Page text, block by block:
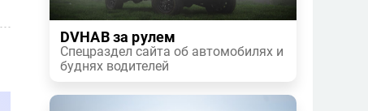
DVHAB за рулем
Спецраздел сайта об автомобилях и
буднях водителей